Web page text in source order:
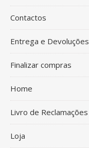
Contactos
Entrega e Devoluções
Finalizar compras
Home
Livro de Reclamações
Loja